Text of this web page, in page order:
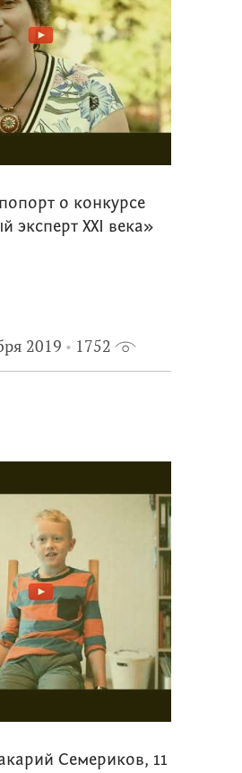
о конкурсе
эксперт XXI века»
2019 1752
Семериков, 11